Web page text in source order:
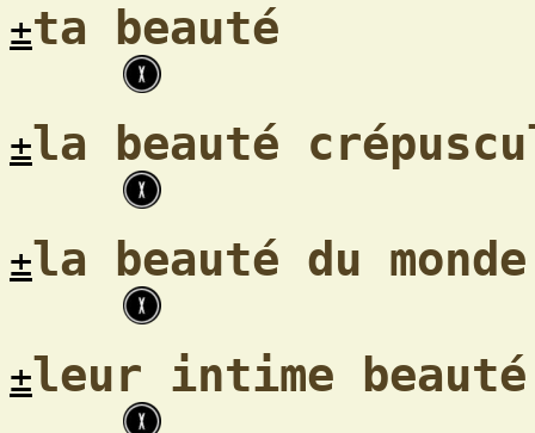
±ta beauté
±la beauté
±la beauté du monde
±leur intime beauté